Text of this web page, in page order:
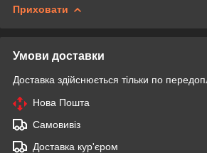
Приховати
Умови доставки
Доставка здійснюється тільки по
Нова Пошта
Самовивіз
Доставка кур'єром